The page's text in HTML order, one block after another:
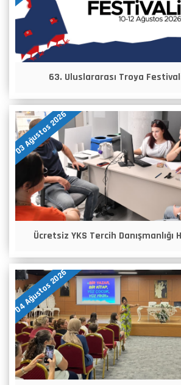
63. Uluslararası Troya
03 Ağustos 2026
Ücretsiz YKS Tercih Danışmanlığı
04 Ağustos 2026